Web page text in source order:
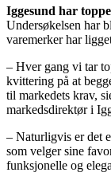
Iggesund har
Undersøkelsen har
varemerker har
– Hver gang vi tar
kvittering på at
til markedets krav,
markedsdirektør i
– Naturligvis er det
som velger sine
funksjonelle og